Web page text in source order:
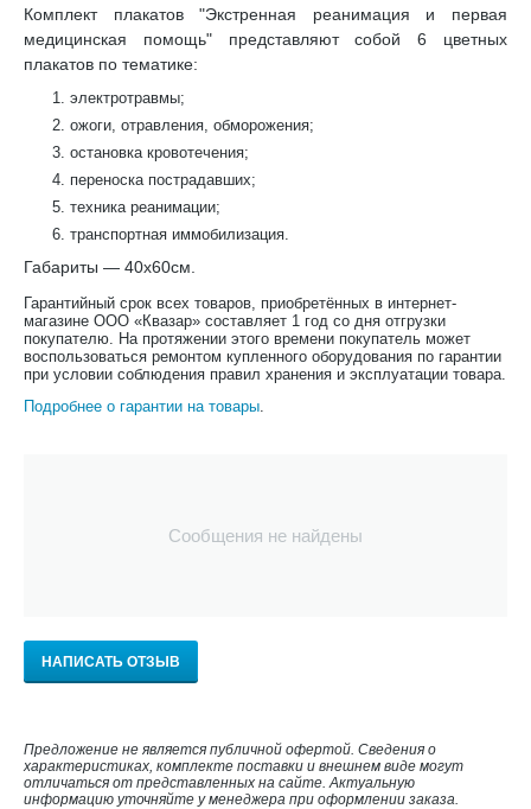
Комплект плакатов "Экстренная реанимация и первая
медицинская помощь" представляют собой 6 цветных
плакатов по тематике:
электротравмы;
ожоги, отравления, обморожения;
остановка кровотечения;
переноска пострадавших;
техника реанимации;
транспортная иммобилизация.
Габариты — 40х60см.
Гарантийный срок всех товаров, приобретённых в интернет-
магазине ООО «Квазар» составляет 1 год со дня отгрузки
покупателю. На протяжении этого времени покупатель может
воспользоваться ремонтом купленного оборудования по гарантии
при условии соблюдения правил хранения и эксплуатации товара.
Подробнее о гарантии на товары.
Сообщения не найдены
НАПИСАТЬ ОТЗЫВ
Предложение не является публичной офертой. Сведения о
характеристиках, комплекте поставки и внешнем виде могут
отличаться от представленных на сайте. Актуальную
информацию уточняйте у менеджера при оформлении заказа.